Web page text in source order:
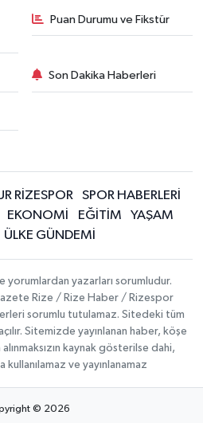
Puan Durumu ve Fikstür
Son Dakika Haberleri
RİZESPOR
SPOR HABERLERİ
EKONOMİ EĞİTİM
YAŞAM
ÜLKE GÜNDEMİ
yorumlardan yazarları sorumludur.
Rize / Rize Haber / Rizespor
sorumlu tutulamaz. Sitedeki tüm
Sitemizde yayınlanan haber, köşe
kaynak gösterilse dahi,
ve yayınlanamaz
© 2026